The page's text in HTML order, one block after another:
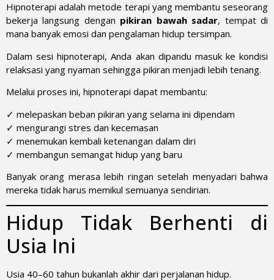
Hipnoterapi adalah metode terapi yang membantu seseorang
bekerja langsung dengan pikiran bawah sadar, tempat di
mana banyak emosi dan pengalaman hidup tersimpan.
Dalam sesi hipnoterapi, Anda akan dipandu masuk ke kondisi
relaksasi yang nyaman sehingga pikiran menjadi lebih tenang.
Melalui proses ini, hipnoterapi dapat membantu:
✓ melepaskan beban pikiran yang selama ini dipendam
✓ mengurangi stres dan kecemasan
✓ menemukan kembali ketenangan dalam diri
✓ membangun semangat hidup yang baru
Banyak orang merasa lebih ringan setelah menyadari bahwa
mereka tidak harus memikul semuanya sendirian.
Hidup Tidak Berhenti di
Usia Ini
Usia 40–60 tahun bukanlah akhir dari perjalanan hidup.